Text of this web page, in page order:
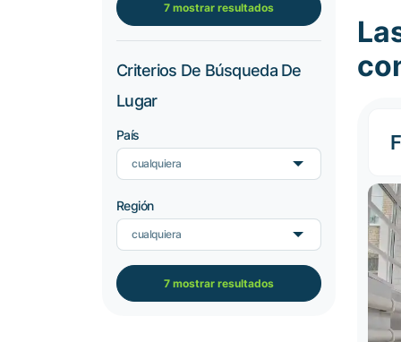
7 mostrar resultados
Criterios De Búsqueda De
Lugar
País
cualquiera
Región
cualquiera
7 mostrar resultados